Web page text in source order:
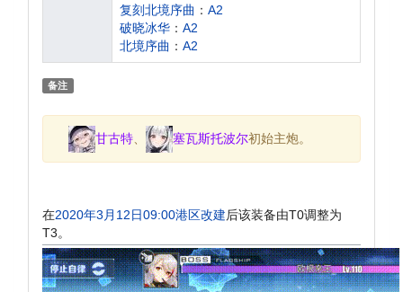
复刻北境序曲 ： A2
破晓冰华 ： A2
北境序曲 ： A2
备注
甘古特 塞瓦斯托波尔初始主炮。
在2020年3月12日09:00港区改建后该装备由T0调整为
T3。